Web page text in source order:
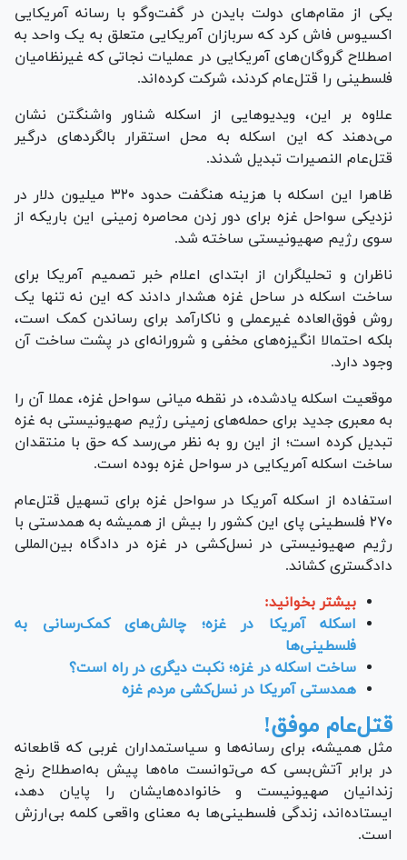
یکی از مقام‌های دولت بایدن در گفت‌وگو با رسانه آمریکایی
اکسیوس فاش کرد که سربازان آمریکایی متعلق به یک واحد به
اصطلاح گروگان‌های آمریکایی در عملیات نجاتی که غیرنظامیان
فلسطینی را قتل‌عام کردند، شرکت کرده‌اند.
علاوه بر این، ویدیو‌هایی از اسکله شناور واشنگتن نشان
می‌دهند که این اسکله به محل استقرار بالگرد‌های درگیر
قتل‌عام النصیرات تبدیل شدند.
ظاهرا این اسکله با هزینه هنگفت حدود ۳۲۰ میلیون دلار در
نزدیکی سواحل غزه برای دور زدن محاصره زمینی این باریکه از
سوی رژیم صهیونیستی ساخته شد.
ناظران و تحلیلگران از ابتدای اعلام خبر تصمیم آمریکا برای
ساخت اسکله در ساحل غزه هشدار دادند که این نه تنها یک
روش فوق‌العاده غیرعملی و ناکارآمد برای رساندن کمک است،
بلکه احتمالا انگیزه‌های مخفی و شرورانه‌ای در پشت ساخت آن
وجود دارد.
موقعیت اسکله یادشده، در نقطه میانی سواحل غزه، عملا آن را
به معبری جدید برای حمله‌های زمینی رژیم صهیونیستی به غزه
تبدیل کرده است؛ از این رو به نظر می‌رسد که حق با منتقدان
ساخت اسکله آمریکایی در سواحل غزه بوده است.
استفاده از اسکله آمریکا در سواحل غزه برای تسهیل قتل‌عام
۲۷۰ فلسطینی پای این کشور را بیش از همیشه به همدستی با
رژیم صهیونیستی در نسل‌کشی در غزه در دادگاه بین‌المللی
دادگستری کشاند.
بیشتر بخوانید:
اسکله آمریکا در غزه؛ چالش‌های کمک‌رسانی به
فلسطینی‌ها
ساخت اسکله در غزه؛ نکبت دیگری در راه است؟
همدستی آمریکا در نسل‌کشی مردم غزه
قتل‌عام موفق!
مثل همیشه، برای رسانه‌ها و سیاستمداران غربی که قاطعانه
در برابر آتش‌بسی که می‌توانست ماه‌ها پیش به‌اصطلاح رنج
زندانیان صهیونیست و خانواده‌هایشان را پایان دهد،
ایستاده‌اند، زندگی فلسطینی‌ها به معنای واقعی کلمه بی‌ارزش
است.